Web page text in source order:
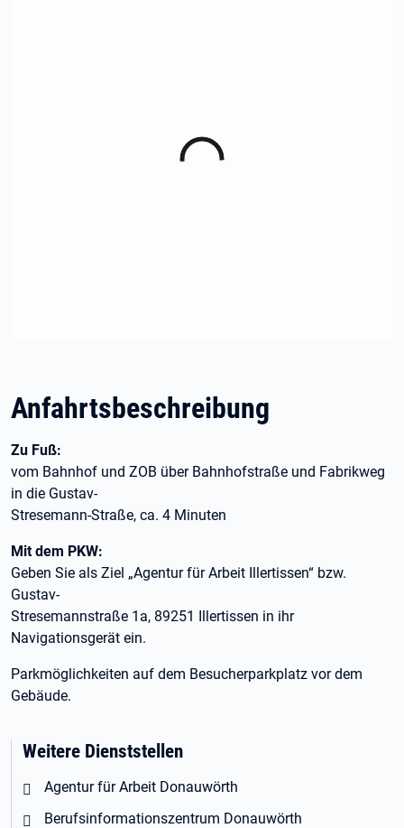
Anfahrtsbeschreibung
Zu Fuß:
vom Bahnhof und ZOB über Bahnhofstraße und Fabrikweg
in die Gustav-
Stresemann-Straße, ca. 4 Minuten
Mit dem PKW:
Geben Sie als Ziel „Agentur für Arbeit Illertissen“ bzw.
Gustav-
Stresemannstraße 1a, 89251 Illertissen in ihr
Navigationsgerät ein.
Parkmöglichkeiten auf dem Besucherparkplatz vor dem
Gebäude.
Weitere Dienststellen
Agentur für Arbeit Donauwörth
Berufsinformationszentrum Donauwörth